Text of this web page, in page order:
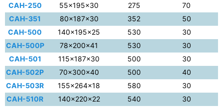
CAH-250
55×195×30 275
70
CAH-351
80×187×30 352
50
CAH-500
140×195×25 530
30
CAH-500P
78×200×41 530
30
CAH-501
115×187×30 500
30
CAH-502P
70×300×40 500
40
CAH-503R
155×264×18 580
30
CAH-510R
140×220×22 540
30